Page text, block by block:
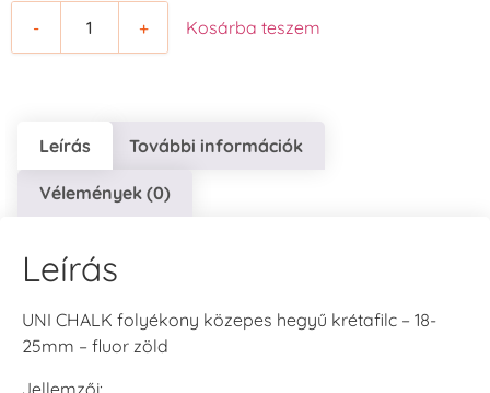
- + Kosárba teszem
Leírás További információk
Vélemények (0)
Leírás
UNI CHALK folyékony közepes hegyű krétafilc – 18-
25mm – fluor zöld
Jellemzői: